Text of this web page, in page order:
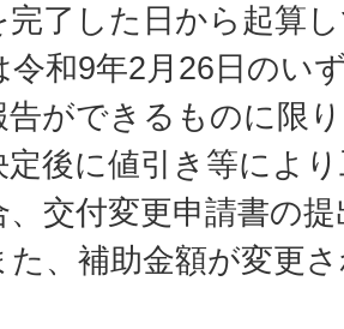
完了した日から起算
令和9年2月26日のい
告ができるものに限
定後に値引き等によ
、交付変更申請書の
た、補助金額が変更